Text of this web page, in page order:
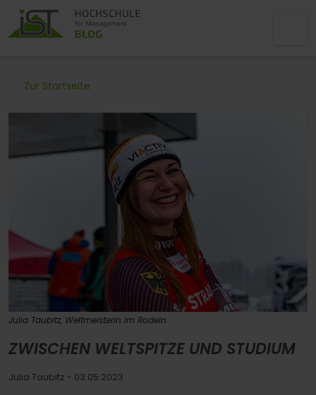
Zur Startseite
Julia Taubitz, Weltmeisterin im Rodeln
ZWISCHEN WELTSPITZE UND STUDIUM
Julia Taubitz - 03.05.2023